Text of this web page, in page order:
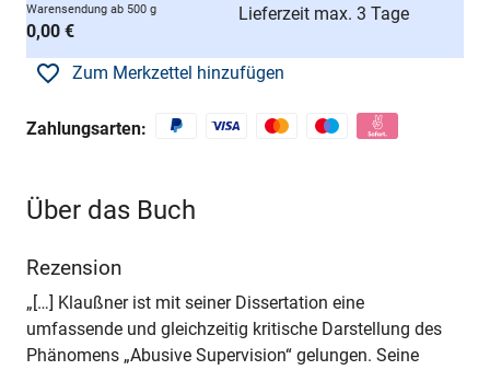
Warensendung ab 500 g
0,00 €
Lieferzeit max. 3 Tage
Zum Merkzettel hinzufügen
Zahlungsarten:
Über das Buch
Rezension
„[…] Klaußner ist mit seiner Dissertation eine
umfassende und gleichzeitig kritische Darstellung des
Phänomens „Abusive Supervision“ gelungen. Seine